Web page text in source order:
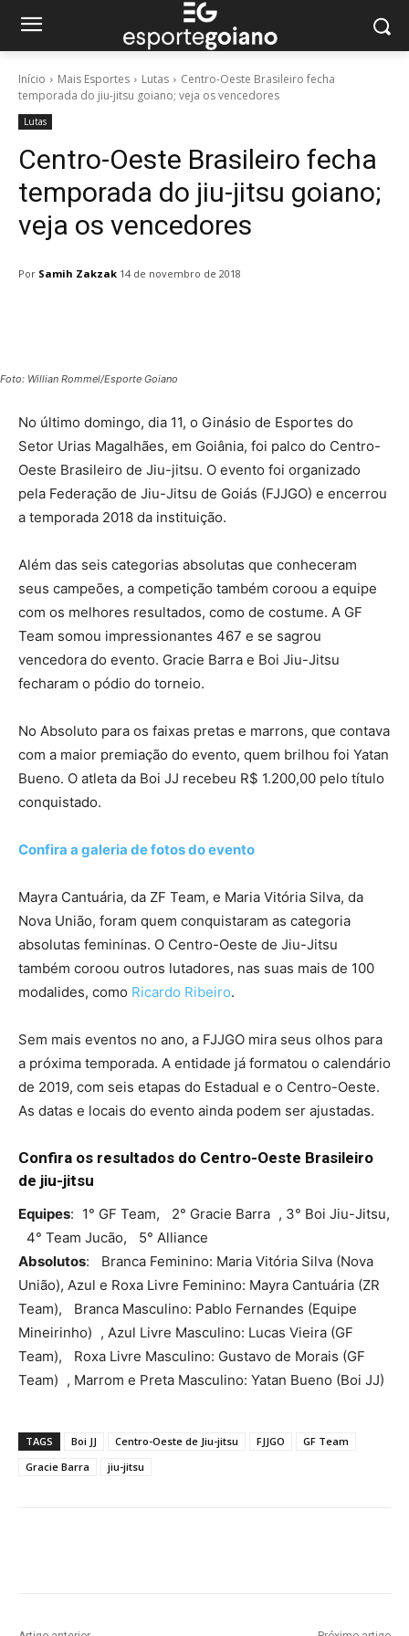
Início Mais Esportes Lutas
Centro-Oeste Brasileiro fecha
temporada do jiu-jitsu goiano; veja os vencedores
Lutas
Centro-Oeste Brasileiro fecha
temporada do jiu-jitsu goiano;
veja os vencedores
Por Samih Zakzak 14 de novembro de 2018
Foto: Willian Rommel/Esporte Goiano
No último domingo, dia 11, o Ginásio de Esportes do
Setor Urias Magalhães, em Goiânia, foi palco do Centro-
Oeste Brasileiro de Jiu-jitsu. O evento foi organizado
pela Federação de Jiu-Jitsu de Goiás (FJJGO) e encerrou
a temporada 2018 da instituição.
Além das seis categorias absolutas que conheceram
seus campeões, a competição também coroou a equipe
com os melhores resultados, como de costume. A GF
Team somou impressionantes 467 e se sagrou
vencedora do evento. Gracie Barra e Boi Jiu-Jitsu
fecharam o pódio do torneio.
No Absoluto para os faixas pretas e marrons, que contava
com a maior premiação do evento, quem brilhou foi Yatan
Bueno. O atleta da Boi JJ recebeu R$ 1.200,00 pelo título
conquistado.
Confira a galeria de fotos do evento
Mayra Cantuária, da ZF Team, e Maria Vitória Silva, da
Nova União, foram quem conquistaram as categoria
absolutas femininas. O Centro-Oeste de Jiu-Jitsu
também coroou outros lutadores, nas suas mais de 100
modalides, como Ricardo Ribeiro.
Sem mais eventos no ano, a FJJGO mira seus olhos para
a próxima temporada. A entidade já formatou o calendário
de 2019, com seis etapas do Estadual e o Centro-Oeste.
As datas e locais do evento ainda podem ser ajustadas.
Confira os resultados do Centro-Oeste Brasileiro
de jiu-jitsu
Equipes: 1° GF Team, 2° Gracie Barra , 3° Boi Jiu-Jitsu,
4° Team Jucão, 5° Alliance
Absolutos: Branca Feminino: Maria Vitória Silva (Nova
União), Azul e Roxa Livre Feminino: Mayra Cantuária (ZR
Team), Branca Masculino: Pablo Fernandes (Equipe
Mineirinho) , Azul Livre Masculino: Lucas Vieira (GF
Team), Roxa Livre Masculino: Gustavo de Morais (GF
Team) , Marrom e Preta Masculino: Yatan Bueno (Boi JJ)
TAGS Boi JJ Centro-Oeste de Jiu-jitsu FJJGO
GF Team
Gracie Barra
jiu-jitsu